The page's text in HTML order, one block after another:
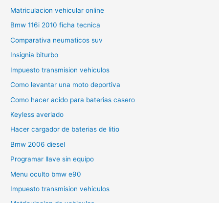
Matriculacion vehicular online
Bmw 116i 2010 ficha tecnica
Comparativa neumaticos suv
Insignia biturbo
Impuesto transmision vehiculos
Como levantar una moto deportiva
Como hacer acido para baterias casero
Keyless averiado
Hacer cargador de baterias de litio
Bmw 2006 diesel
Programar llave sin equipo
Menu oculto bmw e90
Impuesto transmision vehiculos